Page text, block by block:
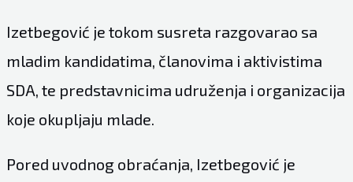
Izetbegović je tokom susreta razgovarao sa
mladim kandidatima, članovima i aktivistima
SDA, te predstavnicima udruženja i organizacija
koje okupljaju mlade.
Pored uvodnog obraćanja, Izetbegović je